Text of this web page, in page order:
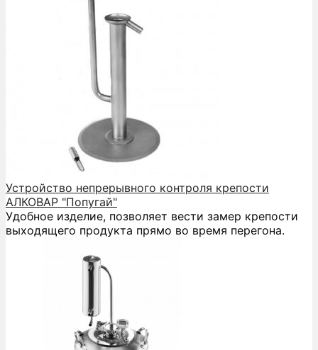
Устройство непрерывного контроля крепости
АЛКОВАР "Попугай"
Удобное изделие, позволяет вести замер крепости
выходящего продукта прямо во время перегона.